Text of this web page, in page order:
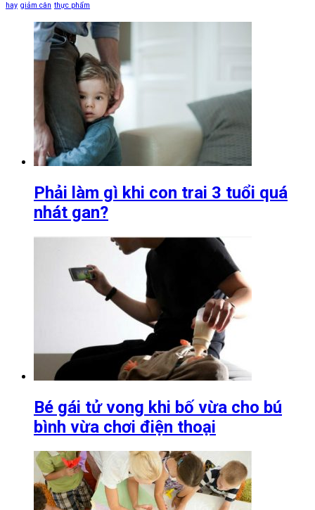
hay giảm cân thực phẩm
Phải làm gì khi con trai 3 tuổi quá
nhát gan?
Bé gái tử vong khi bố vừa cho bú
bình vừa chơi điện thoại